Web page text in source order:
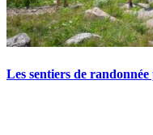
Les sentiers de